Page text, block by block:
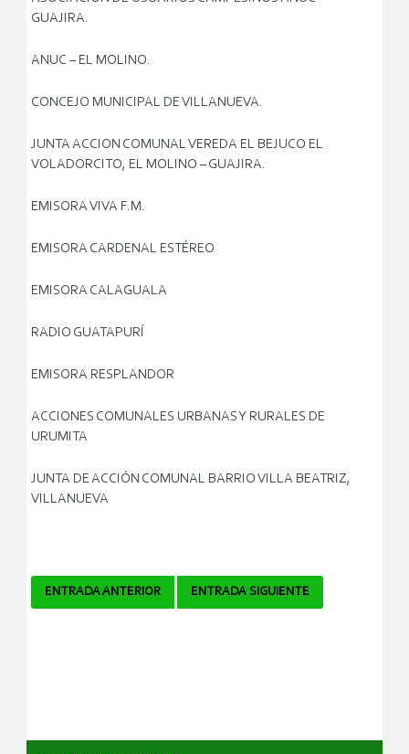
GUAJIRA.
ANUC – EL MOLINO.
CONCEJO MUNICIPAL DE VILLANUEVA.
JUNTA ACCION COMUNAL VEREDA EL BEJUCO EL
VOLADORCITO, EL MOLINO – GUAJIRA.
EMISORA VIVA F.M.
EMISORA CARDENAL ESTÉREO
EMISORA CALAGUALA
RADIO GUATAPURÍ
EMISORA RESPLANDOR
ACCIONES COMUNALES URBANAS Y RURALES DE
URUMITA
JUNTA DE ACCIÓN COMUNAL BARRIO VILLA BEATRIZ,
VILLANUEVA
Navegador
ENTRADA ANTERIOR ENTRADA SIGUIENTE